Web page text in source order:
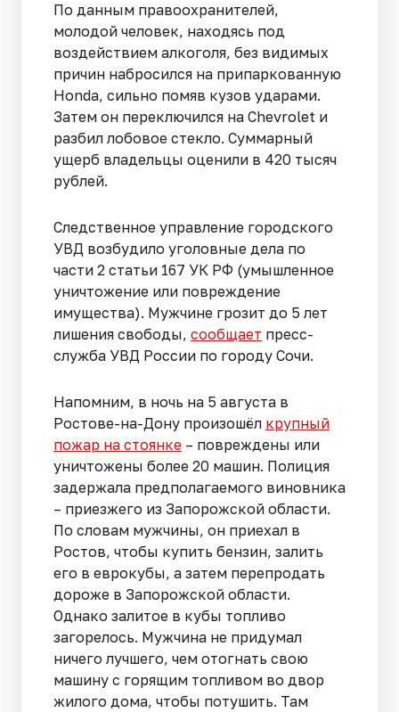
По данным правоохранителей,
молодой человек, находясь под
воздействием алкоголя, без видимых
причин набросился на припаркованную
Honda, сильно помяв кузов ударами.
Затем он переключился на Chevrolet и
разбил лобовое стекло. Суммарный
ущерб владельцы оценили в 420 тысяч
рублей.
Следственное управление городского
УВД возбудило уголовные дела по
части 2 статьи 167 УК РФ (умышленное
уничтожение или повреждение
имущества). Мужчине грозит до 5 лет
лишения свободы, сообщает пресс-
служба УВД России по городу Сочи.
Напомним, в ночь на 5 августа в
Ростове-на-Дону произошёл крупный
пожар на стоянке – повреждены или
уничтожены более 20 машин. Полиция
задержала предполагаемого виновника
– приезжего из Запорожской области.
По словам мужчины, он приехал в
Ростов, чтобы купить бензин, залить
его в еврокубы, а затем перепродать
дороже в Запорожской области.
Однако залитое в кубы топливо
загорелось. Мужчина не придумал
ничего лучшего, чем отогнать свою
машину с горящим топливом во двор
жилого дома, чтобы потушить. Там